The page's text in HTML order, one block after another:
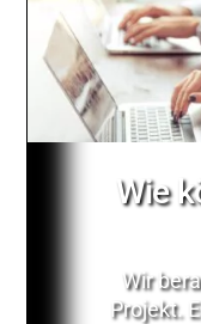
Wie
Wir
Projekt.